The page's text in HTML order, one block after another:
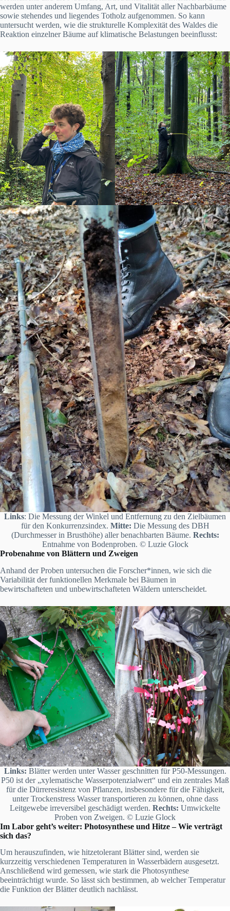
werden unter anderem Umfang, Art, und Vitalität aller Nachbarbäume
sowie stehendes und liegendes Totholz aufgenommen. So kann
untersucht werden, wie die strukturelle Komplexität des Waldes die
Reaktion einzelner Bäume auf klimatische Belastungen beeinflusst:
Links: Die Messung der Winkel und Entfernung zu den Zielbäumen
für den Konkurrenzsindex. Mitte: Die Messung des DBH
(Durchmesser in Brusthöhe) aller benachbarten Bäume. Rechts:
Entnahme von Bodenproben. © Luzie Glock
Probenahme von Blättern und Zweigen
Anhand der Proben untersuchen die Forscher*innen, wie sich die
Variabilität der funktionellen Merkmale bei Bäumen in
bewirtschafteten und unbewirtschafteten Wäldern unterscheidet.
Links: Blätter werden unter Wasser geschnitten für P50-Messungen.
P50 ist der „xylematische Wasserpotenzialwert“ und ein zentrales Maß
für die Dürreresistenz von Pflanzen, insbesondere für die Fähigkeit,
unter Trockenstress Wasser transportieren zu können, ohne dass
Leitgewebe irreversibel geschädigt werden. Rechts: Umwickelte
Proben von Zweigen. © Luzie Glock
Im Labor geht’s weiter: Photosynthese und Hitze – Wie verträgt
sich das?
Um herauszufinden, wie hitzetolerant Blätter sind, werden sie
kurzzeitig verschiedenen Temperaturen in Wasserbädern ausgesetzt.
Anschließend wird gemessen, wie stark die Photosynthese
beeinträchtigt wurde. So lässt sich bestimmen, ab welcher Temperatur
die Funktion der Blätter deutlich nachlässt.